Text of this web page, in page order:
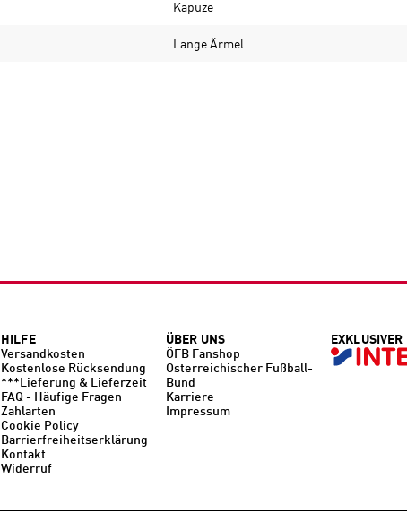
Kapuze
Lange Ärmel
HILFE
Versandkosten
Kostenlose Rücksendung
***Lieferung & Lieferzeit
FAQ - Häufige Fragen
Zahlarten
Cookie Policy
Barrierfreiheitserklärung
Kontakt
Widerruf
ÜBER UNS
ÖFB Fanshop
Österreichischer Fußball-
Bund
Karriere
Impressum